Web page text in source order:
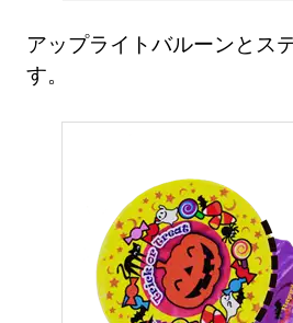
アップライトバルーンとス
す。